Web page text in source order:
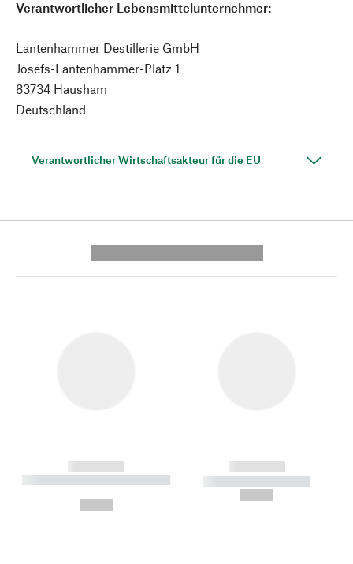
Verantwortlicher Lebensmittelunternehmer:
Lantenhammer Destillerie GmbH
Josefs-Lantenhammer-Platz 1
83734 Hausham
Deutschland
Verantwortlicher Wirtschaftsakteur für die EU
------------
----------- ----------- --------
------------
----------- -----------